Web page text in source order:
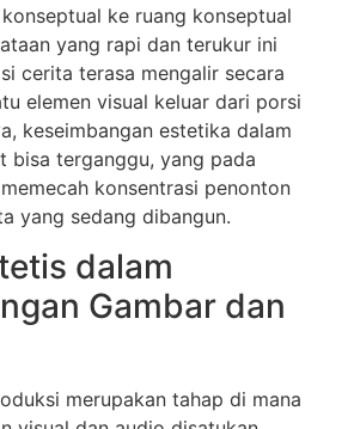
ke ruang konseptual
yang rapi dan terukur ini
cerita terasa mengalir secara
elemen visual keluar dari porsi
keseimbangan estetika dalam
bisa terganggu, yang pada
konsentrasi penonton
yang sedang dibangun.
dalam
Gambar dan
merupakan tahap di mana